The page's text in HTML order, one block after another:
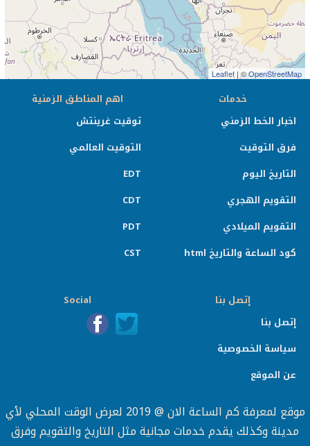
Leaflet| ©OpenStreetMap
خدمات
اخبار الخط الزمني
فرق التوقيت
التاريخ اليوم
التقويم الهجري
التقويم الميلادي
كود الساعة والتاريخ html
اهم المناطق الزمنية
توقيت غرينتش
التوقيت العالمي
EDT
CDT
PDT
CST
إتصل بنا
إتصل بنا
سياسة الخصوصية
عن الموقع
Social
موقع لمعرفة كم الساعة الان @ 2019 لعرض الوقت المحلي لأي
مدينة وكذلك يقدم خدمات مجانية مثل التاريخ والتقويم وفرق